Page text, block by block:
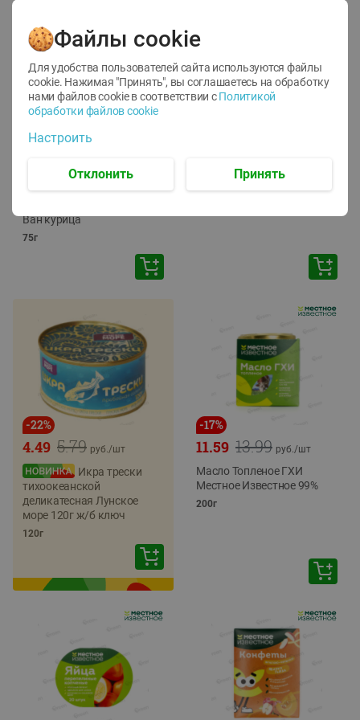
12
1.05 руб./
руб./шт
Корм влаж. для кош. с
Ван курица
75г
ТОФУ Vegetus ТВЕРДЫЙ
-22%
5.79
4.49 руб./шт
Икра трески
тихоокеанской
деликатесная Лунское
море 120г ж/б ключ
120г
-17%
13.99
11.59 руб./шт
Масло Топленое ГХИ
Местное Известное 99%
200г
Файлы cookie
Для удобства пользователей сайта используются файлы
cookie. Нажимая "Принять", вы соглашаетесь на обработку
нами файлов cookie в соответствии с Политикой
обработки файлов cookie
Настроить
Отклонить Принять